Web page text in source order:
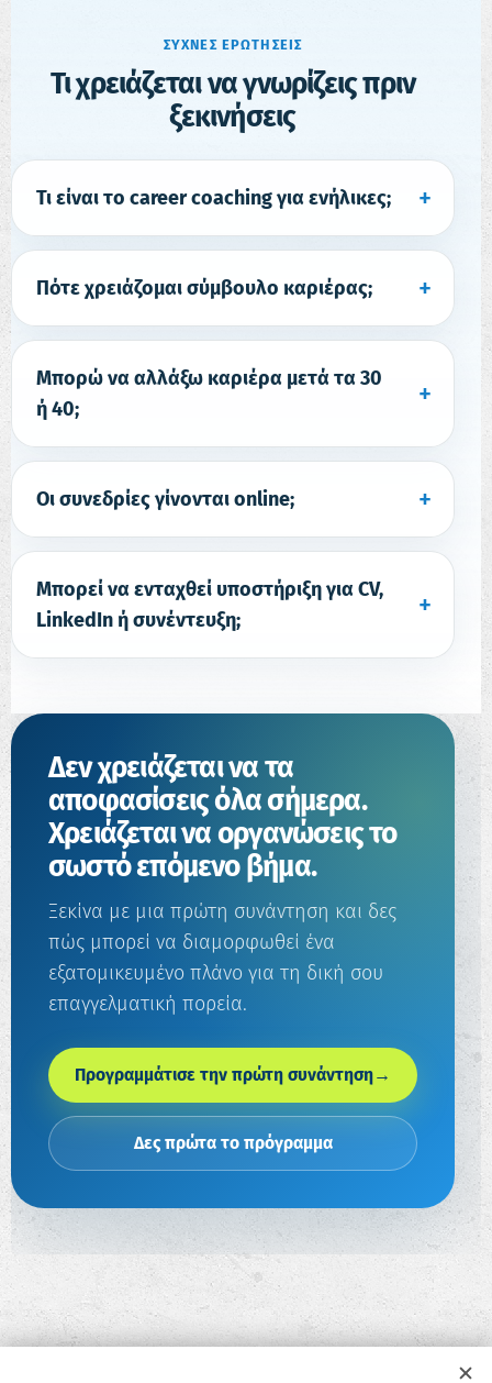
ΣΥΧΝΈΣ ΕΡΩΤΉΣΕΙΣ
Τι χρειάζεται να γνωρίζεις πριν
ξεκινήσεις
Τι είναι το career coaching για ενήλικες;
Πότε χρειάζομαι σύμβουλο καριέρας;
Μπορώ να αλλάξω καριέρα μετά τα 30
ή 40;
Οι συνεδρίες γίνονται online;
Μπορεί να ενταχθεί υποστήριξη για CV,
LinkedIn ή συνέντευξη;
Δεν χρειάζεται να τα
αποφασίσεις όλα σήμερα.
Χρειάζεται να οργανώσεις το
σωστό επόμενο βήμα.
Ξεκίνα με μια πρώτη συνάντηση και δες
πώς μπορεί να διαμορφωθεί ένα
εξατομικευμένο πλάνο για τη δική σου
επαγγελματική πορεία.
Προγραμμάτισε την πρώτη συνάντηση→
Δες πρώτα το πρόγραμμα